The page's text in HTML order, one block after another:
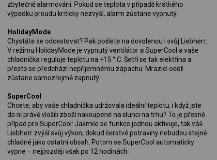
zbytečně alarmováni: Pokud se teplota v případě krátkého
výpadku proudu kriticky nezvýší, alarm zůstane vypnutý.
HolidayMode
Chystáte se odcestovat? Pak pošlete na dovolenou i svůj Liebherr:
V režimu HolidayMode je vypnutý ventilátor a SuperCool a vaše
chladnička reguluje teplotu na +15 ° C. Šetří se tak elektřina a
přesto se předchází nepříjemnému zápachu. Mrazicí oddíl
zůstane samozřejmě zapnutý.
SuperCool
Chcete, aby vaše chladnička udržovala ideální teplotu, i když jste
do ní právě vložili zboží nakoupené na slunci na trhu? To je přesně
případ pro SuperCool: Jakmile se funkce jednou aktivuje, tak váš
Liebherr zvýší svůj výkon, dokud čerstvé potraviny nebudou stejně
chladné jako ostatní obsah. Potom se SuperCool automaticky
vypne – nejpozději však po 12 hodinách.